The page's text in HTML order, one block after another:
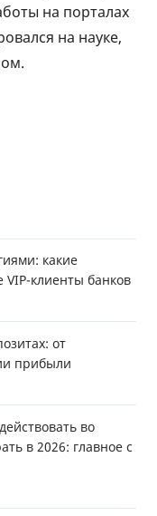
на порталах
на науке,
какие
клиенты банков
от
прибыли
во
в 2026: главное с